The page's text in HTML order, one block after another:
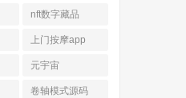
nft数字藏品
上门按摩app
元宇宙
卷轴模式源码